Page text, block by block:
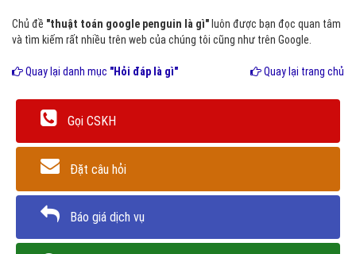
Chủ đề "thuật toán google penguin là gì" luôn được bạn đọc quan tâm
và tìm kiếm rất nhiều trên web của chúng tôi cũng như trên Google.
Quay lại danh mục "Hỏi đáp là gì" Quay lại trang chủ
Gọi CSKH
Đặt câu hỏi
Báo giá dịch vụ